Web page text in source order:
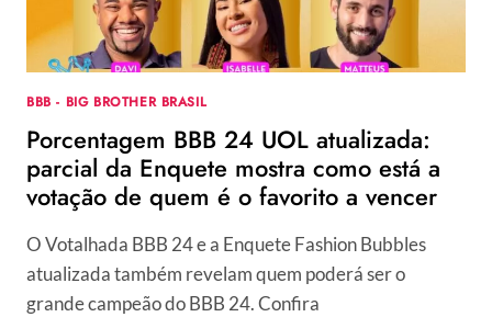
O
REALITY
SHOW
BBB - BIG BROTHER BRASIL
Porcentagem BBB 24 UOL atualizada:
parcial da Enquete mostra como está a
votação de quem é o favorito a vencer
O Votalhada BBB 24 e a Enquete Fashion Bubbles
atualizada também revelam quem poderá ser o
grande campeão do BBB 24. Confira